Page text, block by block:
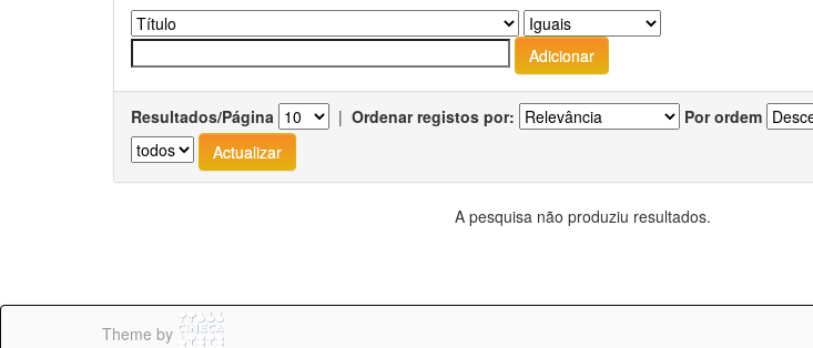
Resultados/Página | Ordenar registos por: Por ordem
A pesquisa não produziu resultados.
Theme by